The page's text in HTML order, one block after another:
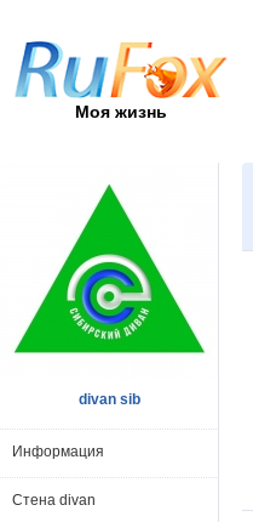
Моя жизнь
divan sib
Информация
Стена divan